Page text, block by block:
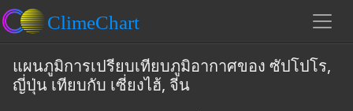
แผนภูมิการเปรียบเทียบภูมิอากาศของ ซัปโปโร,
ญี่ปุ่น เทียบกับ เซี่ยงไฮ้, จีน